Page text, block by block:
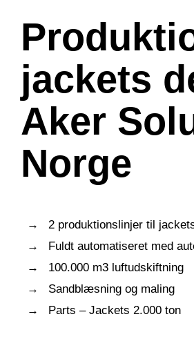
jackets
Aker
Norge
2 produktionslinjer til
Fuldt automatiseret med
100.000 m3 luftudskiftning
Sandblæsning og maling
Parts – Jackets 2.000 ton